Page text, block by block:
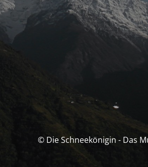
© Die Schneekönigin - Das